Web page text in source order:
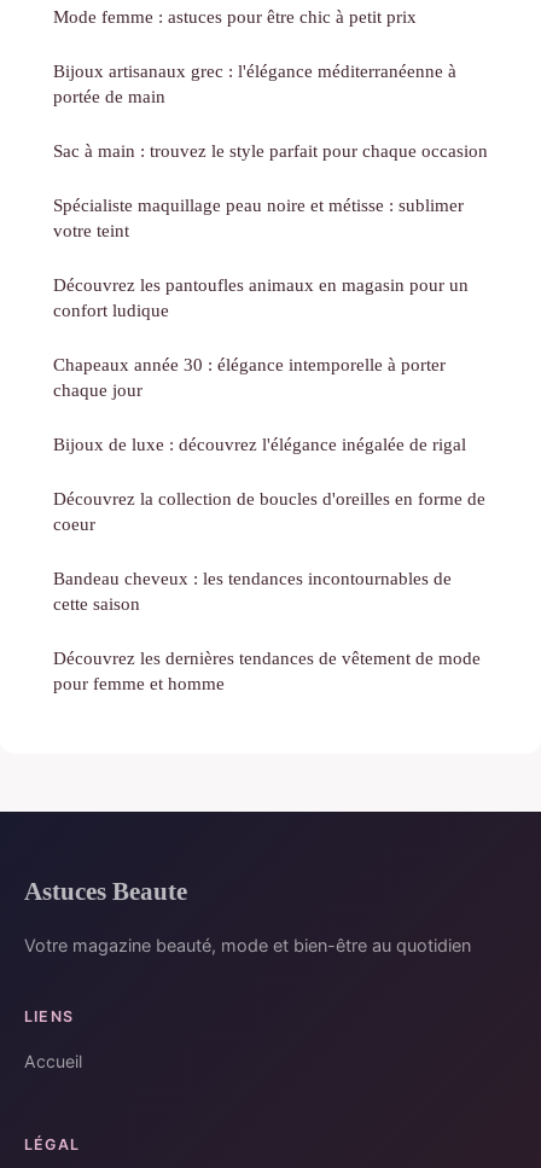
Mode femme : astuces pour être chic à petit prix
Bijoux artisanaux grec : l'élégance méditerranéenne à
portée de main
Sac à main : trouvez le style parfait pour chaque occasion
Spécialiste maquillage peau noire et métisse : sublimer
votre teint
Découvrez les pantoufles animaux en magasin pour un
confort ludique
Chapeaux année 30 : élégance intemporelle à porter
chaque jour
Bijoux de luxe : découvrez l'élégance inégalée de rigal
Découvrez la collection de boucles d'oreilles en forme de
coeur
Bandeau cheveux : les tendances incontournables de
cette saison
Découvrez les dernières tendances de vêtement de mode
pour femme et homme
Astuces Beaute
Votre magazine beauté, mode et bien-être au quotidien
LIENS
Accueil
LÉGAL